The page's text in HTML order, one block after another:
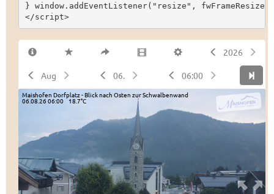
} window.addEventListener("resize",
</script>